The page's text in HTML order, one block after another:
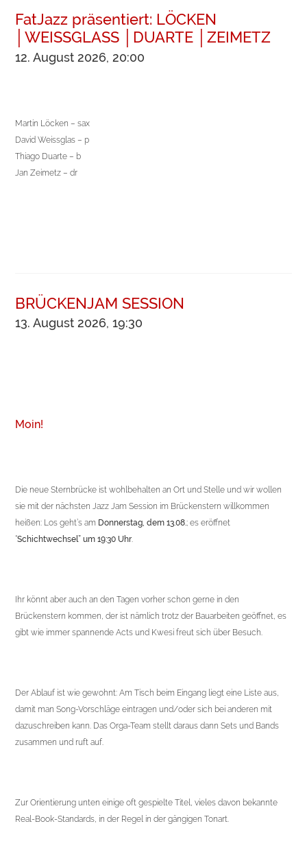
FatJazz präsentiert: LÖCKEN
│WEISSGLASS │DUARTE │ZEIMETZ
12. August 2026, 20:00
Martin Löcken – sax
David Weissglas – p
Thiago Duarte – b
Jan Zeimetz – dr
BRÜCKENJAM SESSION
13. August 2026, 19:30
Moin!
Die neue Sternbrücke ist wohlbehalten an Ort und Stelle und wir wollen
sie mit der nächsten Jazz Jam Session im Brückenstern willkommen
heißen: Los geht’s am Donnerstag, dem 13.08.; es eröffnet
“Schichtwechsel” um 19:30 Uhr.
Ihr könnt aber auch an den Tagen vorher schon gerne in den
Brückenstern kommen, der ist nämlich trotz der Bauarbeiten geöffnet, es
gibt wie immer spannende Acts und Kwesi freut sich über Besuch.
Der Ablauf ist wie gewohnt: Am Tisch beim Eingang liegt eine Liste aus,
damit man Song-Vorschläge eintragen und/oder sich bei anderen mit
dazuschreiben kann. Das Orga-Team stellt daraus dann Sets und Bands
zusammen und ruft auf.
Zur Orientierung unten einige oft gespielte Titel, vieles davon bekannte
Real-Book-Standards, in der Regel in der gängigen Tonart.